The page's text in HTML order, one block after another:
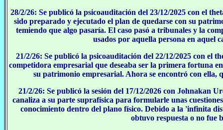
28/2/26: Se publicó la psicoauditación del 23/12/2025 con el
sido preparado y ejecutado el plan de quedarse con su
temiendo que algo pasaría. El caso pasó a tribunales y la
usados por aquella persona en aquel
21/2/26: Se publicó la psicoauditación del 22/12/2025 con
competidora empresarial que deseaba ser la primera fortuna
su patrimonio empresarial. Ahora se encontró con ella,
21/2/26: Se publicó la sesión del 17/12/2026 con
canaliza a su parte suprafísica para formularle unas
conocimiento dentro del plano físico. Debido a la 'infinita
obtuvo respuesta o no fue